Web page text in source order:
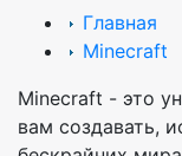
Главная
Minecraft
Minecraft - это
вам создавать,